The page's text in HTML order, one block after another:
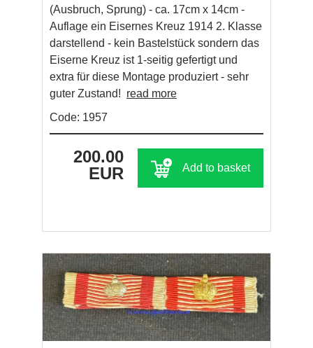
(Ausbruch, Sprung) - ca. 17cm x 14cm -
Auflage ein Eisernes Kreuz 1914 2. Klasse
darstellend - kein Bastelstück sondern das
Eiserne Kreuz ist 1-seitig gefertigt und
extra für diese Montage produziert - sehr
guter Zustand! read more
Code: 1957
200.00
EUR
Add to basket